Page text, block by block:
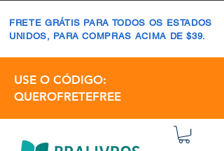
FRETE GRÁTIS PARA TODOS OS ESTADOS
UNIDOS, PARA COMPRAS ACIMA DE $39.
USE O CÓDIGO:
QUEROFRETEFREE